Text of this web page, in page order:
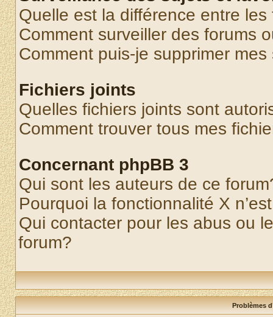
Quelle est la différence entre
Comment surveiller des forums
Comment puis-je supprimer
Fichiers joints
Quelles fichiers joints sont
Comment trouver tous mes
Concernant phpBB 3
Qui sont les auteurs de ce
Pourquoi la fonctionnalité X
Qui contacter pour les abus ou
forum?
Problèmes